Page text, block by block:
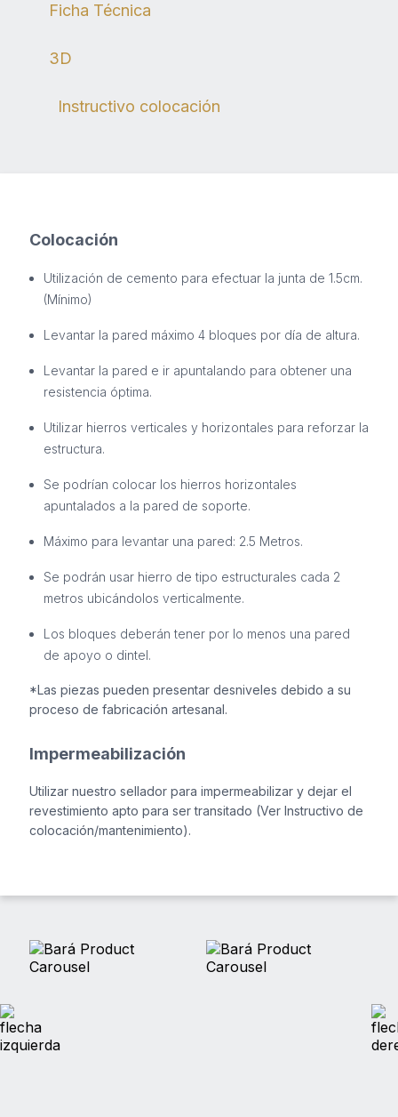
Ficha Técnica
3D
Instructivo colocación
Colocación
Utilización de cemento para efectuar la junta de 1.5cm.
(Mínimo)
Levantar la pared máximo 4 bloques por día de altura.
Levantar la pared e ir apuntalando para obtener una
resistencia óptima.
Utilizar hierros verticales y horizontales para reforzar la
estructura.
Se podrían colocar los hierros horizontales
apuntalados a la pared de soporte.
Máximo para levantar una pared: 2.5 Metros.
Se podrán usar hierro de tipo estructurales cada 2
metros ubicándolos verticalmente.
Los bloques deberán tener por lo menos una pared
de apoyo o dintel.
*Las piezas pueden presentar desniveles debido a su
proceso de fabricación artesanal.
Impermeabilización
Utilizar nuestro sellador para impermeabilizar y dejar el
revestimiento apto para ser transitado (Ver Instructivo de
colocación/mantenimiento).